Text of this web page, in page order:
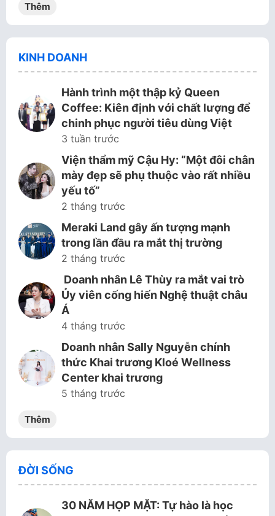
Thêm
KINH DOANH
Hành trình một thập kỷ Queen
Coffee: Kiên định với chất lượng để
chinh phục người tiêu dùng Việt
3 tuần trước
Viện thẩm mỹ Cậu Hy: “Một đôi chân
mày đẹp sẽ phụ thuộc vào rất nhiều
yếu tố”
2 tháng trước
Meraki Land gây ấn tượng mạnh
trong lần đầu ra mắt thị trường
2 tháng trước
Doanh nhân Lê Thùy ra mắt vai trò
Ủy viên cống hiến Nghệ thuật châu
Á
4 tháng trước
Doanh nhân Sally Nguyễn chính
thức Khai trương Kloé Wellness
Center khai trương
5 tháng trước
Thêm
ĐỜI SỐNG
30 NĂM HỌP MẶT: Tự hào là học